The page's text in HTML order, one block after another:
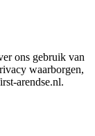
ons gebruik van
waarborgen,
arendse.nl.